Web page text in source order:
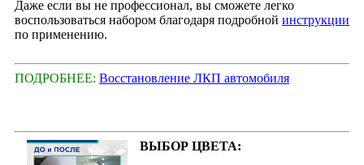
Даже если вы не профессионал, вы сможете легко
воспользоваться набором благодаря подробной инструкции
по применению.
ПОДРОБНЕЕ: Восстановление ЛКП автомобиля
ВЫБОР ЦВЕТА: